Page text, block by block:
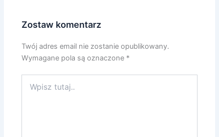
Zostaw komentarz
Twój adres email nie zostanie opublikowany.
Wymagane pola są oznaczone *
tutaj..